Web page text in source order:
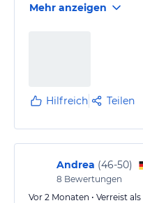
sich harmonisch in die
von authentischer
Mehr anzeigen
Hilfreich Teilen
Andrea (46-50)
8 Bewertungen
Vor 2 Monaten • Verreist